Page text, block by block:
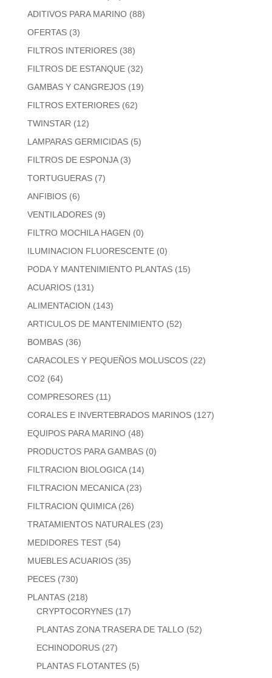
ADITIVOS PARA MARINO (88)
OFERTAS (3)
FILTROS INTERIORES (38)
FILTROS DE ESTANQUE (32)
GAMBAS Y CANGREJOS (19)
FILTROS EXTERIORES (62)
TWINSTAR (12)
LAMPARAS GERMICIDAS (5)
FILTROS DE ESPONJA (3)
TORTUGUERAS (7)
ANFIBIOS (6)
VENTILADORES (9)
FILTRO MOCHILA HAGEN (0)
ILUMINACION FLUORESCENTE (0)
PODA Y MANTENIMIENTO PLANTAS (15)
ACUARIOS (131)
ALIMENTACION (143)
ARTICULOS DE MANTENIMIENTO (52)
BOMBAS (36)
CARACOLES Y PEQUEÑOS MOLUSCOS (22)
CO2 (64)
COMPRESORES (11)
CORALES E INVERTEBRADOS MARINOS (127)
EQUIPOS PARA MARINO (48)
PRODUCTOS PARA GAMBAS (0)
FILTRACION BIOLOGICA (14)
FILTRACION MECANICA (23)
FILTRACION QUIMICA (26)
TRATAMIENTOS NATURALES (23)
MEDIDORES TEST (54)
MUEBLES ACUARIOS (35)
PECES (730)
PLANTAS (218)
CRYPTOCORYNES (17)
PLANTAS ZONA TRASERA DE TALLO (52)
ECHINODORUS (27)
PLANTAS FLOTANTES (5)